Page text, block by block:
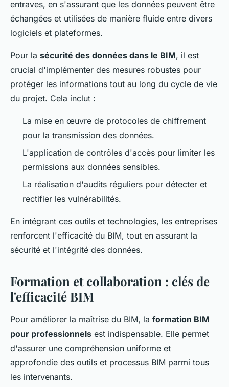
entraves, en s'assurant que les données peuvent être
échangées et utilisées de manière fluide entre divers
logiciels et plateformes.
Pour la sécurité des données dans le BIM, il est
crucial d'implémenter des mesures robustes pour
protéger les informations tout au long du cycle de vie
du projet. Cela inclut :
La mise en œuvre de protocoles de chiffrement
pour la transmission des données.
L'application de contrôles d'accès pour limiter les
permissions aux données sensibles.
La réalisation d'audits réguliers pour détecter et
rectifier les vulnérabilités.
En intégrant ces outils et technologies, les entreprises
renforcent l'efficacité du BIM, tout en assurant la
sécurité et l'intégrité des données.
Formation et collaboration : clés de
l'efficacité BIM
Pour améliorer la maîtrise du BIM, la formation BIM
pour professionnels est indispensable. Elle permet
d'assurer une compréhension uniforme et
approfondie des outils et processus BIM parmi tous
les intervenants.